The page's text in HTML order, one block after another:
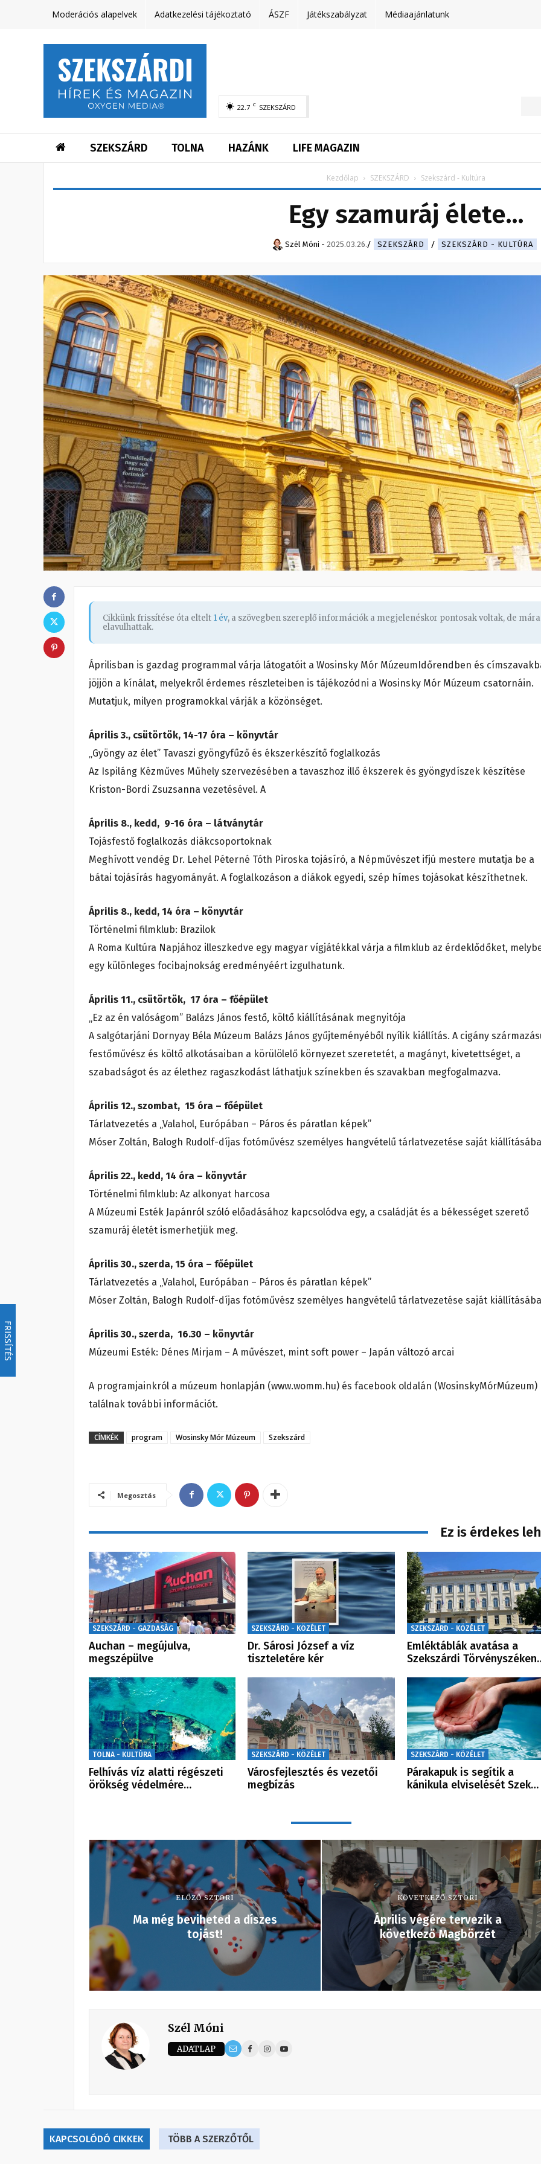
FRISSÍTÉS
Moderációs alapelvek Adatkezelési tájékoztató ÁSZF Játékszabályzat Médiaajánlatunk
22.7 C SZEKSZÁRD
SZEKSZÁRD TOLNA HAZÁNK LIFE MAGAZIN
Kezdőlap SZEKSZÁRD Szekszárd - Kultúra
Egy szamuráj élete…
Szél Móni - 2025.03.26. SZEKSZÁRD SZEKSZÁRD - KULTÚRA
Cikkünk frissítése óta eltelt 1 év, a szövegben szereplő információk a megjelenéskor pontosak voltak, de mára
elavulhattak.
Áprilisban is gazdag programmal várja látogatóit a Wosinsky Mór MúzeumIdőrendben és
jöjjön a kínálat, melyekről érdemes részleteiben is tájékozódni a Wosinsky Mór Múzeum csatornáin.
Mutatjuk, milyen programokkal várják a közönséget.
Április 3., csütörtök, 14-17 óra – könyvtár
„Gyöngy az élet” Tavaszi gyöngyfűző és ékszerkészítő foglalkozás
Az Ispiláng Kézműves Műhely szervezésében a tavaszhoz illő ékszerek és gyöngydíszek készítése
Kriston-Bordi Zsuzsanna vezetésével. A
Április 8., kedd, 9-16 óra – látványtár
Tojásfestő foglalkozás diákcsoportoknak
Meghívott vendég Dr. Lehel Péterné Tóth Piroska tojásíró, a Népművészet ifjú mestere mutatja be a
bátai tojásírás hagyományát. A foglalkozáson a diákok egyedi, szép hímes tojásokat készíthetnek.
Április 8., kedd, 14 óra – könyvtár
Történelmi filmklub: Brazilok
A Roma Kultúra Napjához illeszkedve egy magyar vígjátékkal várja a filmklub az érdeklődőket,
egy különleges focibajnokság eredményéért izgulhatunk.
Április 11., csütörtök, 17 óra – főépület
„Ez az én valóságom” Balázs János festő, költő kiállításának megnyitója
A salgótarjáni Dornyay Béla Múzeum Balázs János gyűjteményéből nyílik kiállítás. A cigány
festőművész és költő alkotásaiban a körülölelő környezet szeretetét, a magányt, kivetettséget, a
szabadságot és az élethez ragaszkodást láthatjuk színekben és szavakban megfogalmazva.
Április 12., szombat, 15 óra – főépület
Tárlatvezetés a „Valahol, Európában – Páros és páratlan képek”
Móser Zoltán, Balogh Rudolf-díjas fotóművész személyes hangvételű tárlatvezetése saját
Április 22., kedd, 14 óra – könyvtár
Történelmi filmklub: Az alkonyat harcosa
A Múzeumi Esték Japánról szóló előadásához kapcsolódva egy, a családját és a békességet szerető
szamuráj életét ismerhetjük meg.
Április 30., szerda, 15 óra – főépület
Tárlatvezetés a „Valahol, Európában – Páros és páratlan képek”
Móser Zoltán, Balogh Rudolf-díjas fotóművész személyes hangvételű tárlatvezetése saját
Április 30., szerda, 16.30 – könyvtár
Múzeumi Esték: Dénes Mirjam – A művészet, mint soft power – Japán változó arcai
A programjainkról a múzeum honlapján (www.womm.hu) és facebook oldalán (WosinskyMórMúzeum)
találnak további információt.
CÍMKÉK program Wosinsky Mór Múzeum Szekszárd
Megosztás
Ez is érdekes
SZEKSZÁRD - GAZDASÁG
Auchan – megújulva,
megszépülve
SZEKSZÁRD - KÖZÉLET
Dr. Sárosi József a víz
tiszteletére kér
SZEKSZÁRD - KÖZÉLET
Emléktáblák avatása a
Szekszárdi
TOLNA - KULTÚRA
Felhívás víz alatti régészeti
örökség védelmére…
SZEKSZÁRD - KÖZÉLET
Városfejlesztés és vezetői
megbízás
SZEKSZÁRD - KÖZÉLET
Párakapuk is segítik a
kánikula elviselését Szek…
ELŐZŐ SZTORI
Ma még beviheted a díszes
tojást!
KÖVETKEZŐ SZTORI
Április végére tervezik a
következő Magbörzét
Szél Móni
ADATLAP
KAPCSOLÓDÓ CIKKEK TÖBB A SZERZŐTŐL